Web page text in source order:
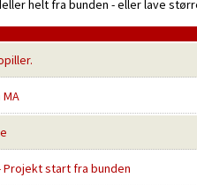
helt fra bunden - eller lave
Projekt start fra bunden